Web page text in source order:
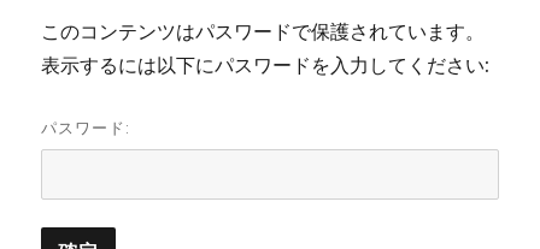
このコンテンツはパスワードで保護されています。
表示するには以下にパスワードを入力してください:
パスワード: